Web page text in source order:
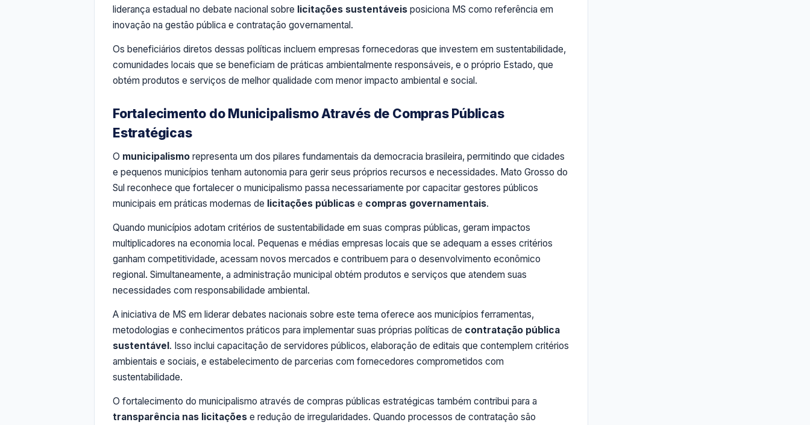
liderança estadual no debate nacional sobre licitações sustentáveis posiciona MS como referência em
inovação na gestão pública e contratação governamental.
Os beneficiários diretos dessas políticas incluem empresas fornecedoras que investem em sustentabilidade,
comunidades locais que se beneficiam de práticas ambientalmente responsáveis, e o próprio Estado, que
obtém produtos e serviços de melhor qualidade com menor impacto ambiental e social.
Fortalecimento do Municipalismo Através de Compras Públicas
Estratégicas
O municipalismo representa um dos pilares fundamentais da democracia brasileira, permitindo que cidades
e pequenos municípios tenham autonomia para gerir seus próprios recursos e necessidades. Mato Grosso do
Sul reconhece que fortalecer o municipalismo passa necessariamente por capacitar gestores públicos
municipais em práticas modernas de licitações públicas e compras governamentais.
Quando municípios adotam critérios de sustentabilidade em suas compras públicas, geram impactos
multiplicadores na economia local. Pequenas e médias empresas locais que se adequam a esses critérios
ganham competitividade, acessam novos mercados e contribuem para o desenvolvimento econômico
regional. Simultaneamente, a administração municipal obtém produtos e serviços que atendem suas
necessidades com responsabilidade ambiental.
A iniciativa de MS em liderar debates nacionais sobre este tema oferece aos municípios ferramentas,
metodologias e conhecimentos práticos para implementar suas próprias políticas de contratação pública
sustentável. Isso inclui capacitação de servidores públicos, elaboração de editais que contemplem critérios
ambientais e sociais, e estabelecimento de parcerias com fornecedores comprometidos com
sustentabilidade.
O fortalecimento do municipalismo através de compras públicas estratégicas também contribui para a
transparência nas licitações e redução de irregularidades. Quando processos de contratação são